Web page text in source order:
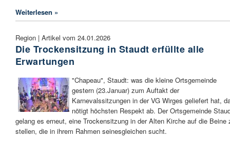
Weiterlesen »
Region | Artikel vom 24.01.2026
Die Trockensitzung in Staudt erfüllte alle
Erwartungen
"Chapeau", Staudt: was die kleine Ortsgemeinde
gestern (23.Januar) zum Auftakt der
Karnevalssitzungen in der VG Wirges geliefert hat,
nötigt höchsten Respekt ab. Der Ortsgemeinde
gelang es erneut, eine Trockensitzung in der Alten Kirche auf die Beine
stellen, die in ihrem Rahmen seinesgleichen sucht.